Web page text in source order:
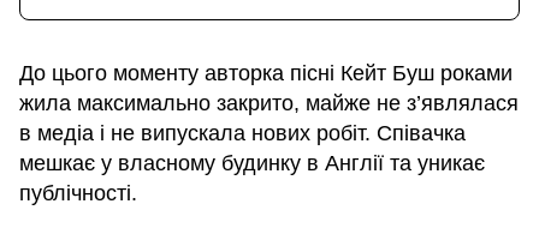
До цього моменту авторка пісні Кейт Буш роками
жила максимально закрито, майже не з’являлася
в медіа і не випускала нових робіт. Співачка
мешкає у власному будинку в Англії та уникає
публічності.